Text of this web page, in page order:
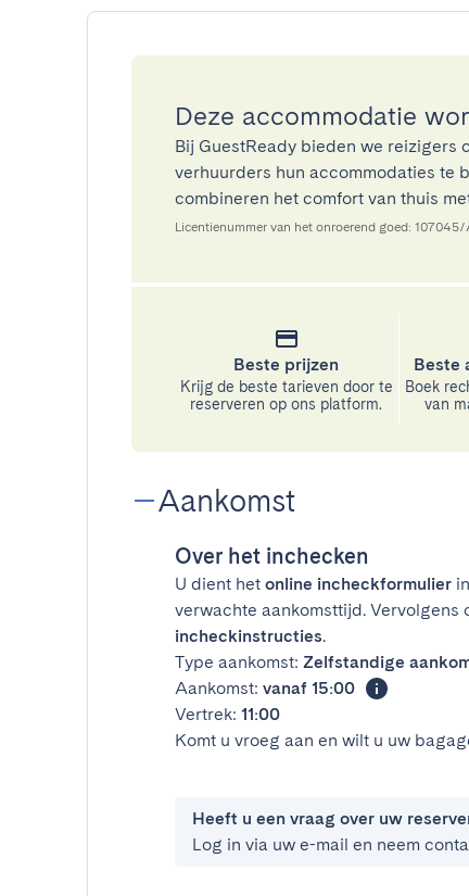
Deze accommodatie
Bij GuestReady bieden we reizigers
verhuurders hun accommodaties te
combineren het comfort van thuis
Licentienummer van het onroerend goed: 107045/
Beste prijzen
Krijg de beste tarieven door te
reserveren op ons platform.
Beste
Boek
van
Aankomst
Over het inchecken
U dient het online incheckformulier
verwachte aankomsttijd. Vervolgens
incheckinstructies.
Type aankomst: Zelfstandige
Aankomst: vanaf 15:00
Vertrek: 11:00
Komt u vroeg aan en wilt u uw
Heeft u een vraag over uw
Log in via uw e-mail en neem